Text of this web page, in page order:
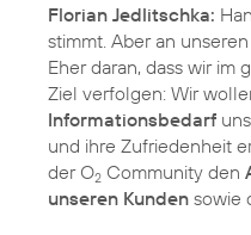
Florian Jedlitschka:
stimmt. Aber an
Eher daran, dass wir im
Ziel verfolgen: Wir
Informationsbedarf
und ihre Zufriedenheit
der O2 Community den
unseren Kunden sowie